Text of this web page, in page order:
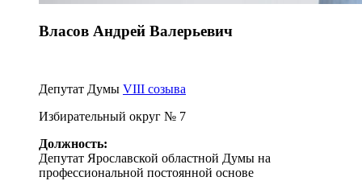
Власов Андрей Валерьевич
Депутат Думы VIII созыва
Избирательный округ № 7
Должность:
Депутат Ярославской областной Думы на
профессиональной постоянной основе